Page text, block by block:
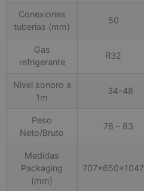
Conexiones
tuberías (mm)
50
Gas
refrigerante
R32
Nivel sonoro a
1m
34-48
Peso
Neto/Bruto
78 – 83
Medidas
Packaging
(mm)
707x650x1047